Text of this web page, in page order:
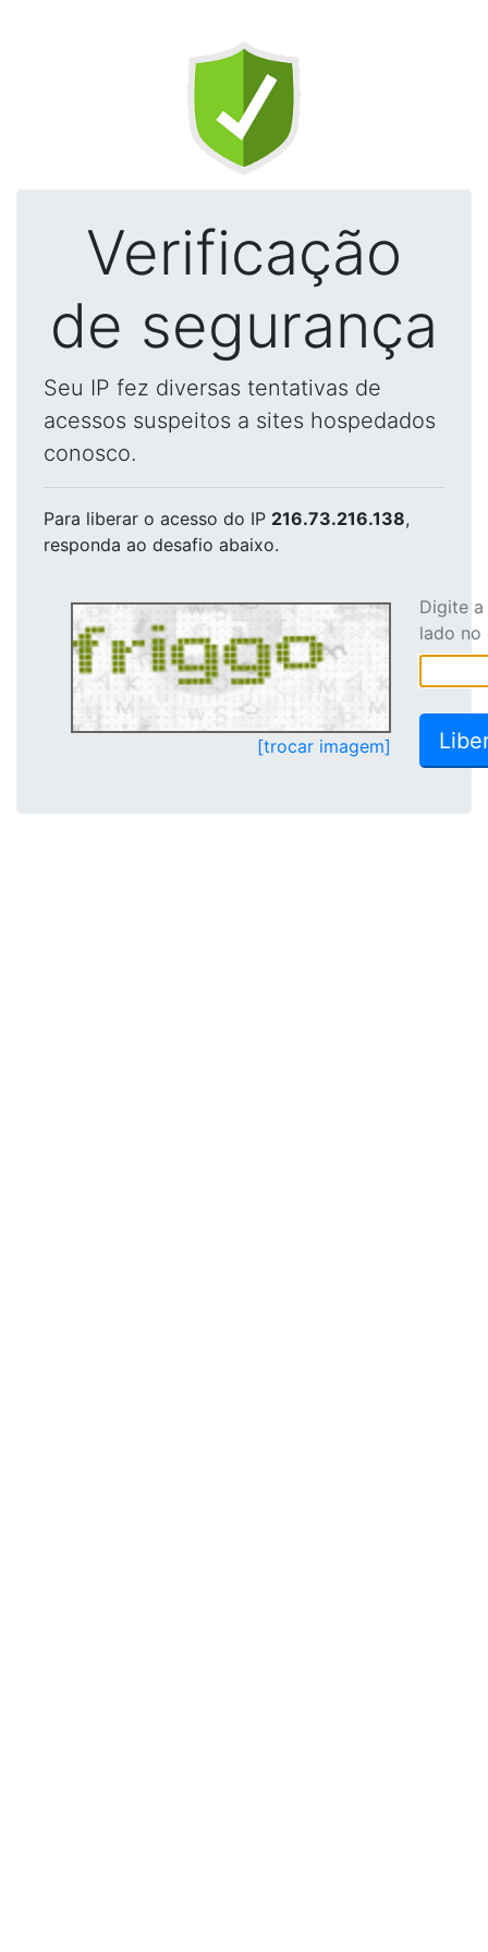
Verificação
de segurança
Seu IP fez diversas tentativas de
acessos suspeitos a sites hospedados
conosco.
Para liberar o acesso do IP 216.73.216.138,
responda ao desafio abaixo.
[trocar imagem]
Digite
lado no